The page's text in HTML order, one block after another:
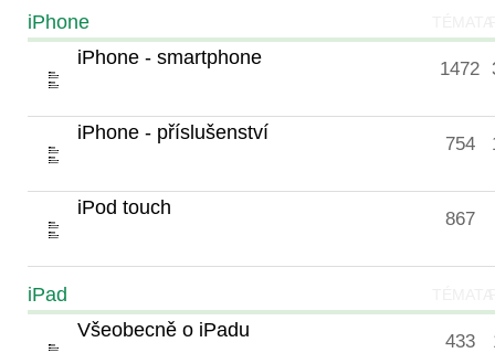
iPhone
iPhone - smartphone
1472
iPhone - příslušenství
754
iPod touch
867
iPad
Všeobecně o iPadu
433